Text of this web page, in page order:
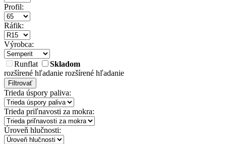
Profil:
Ráfik:
Výrobca:
Runflat
Skladom
rozšírené hľadanie rozšírené hľadanie
Filtrovať
Trieda úspory paliva:
Trieda priľnavosti za mokra:
Úroveň hlučnosti: